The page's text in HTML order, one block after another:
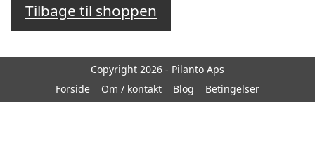
Tilbage til shoppen
Copyright 2026 - Pilanto Aps
Forside
Om / kontakt Blog Betingelser